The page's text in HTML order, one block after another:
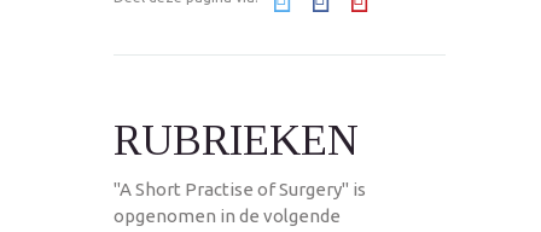
RUBRIEKEN
"A Short Practise of Surgery" is
opgenomen in de volgende